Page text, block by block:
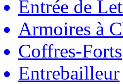
Entrée de
Armoires à
Coffres-Forts
Entrebailleur